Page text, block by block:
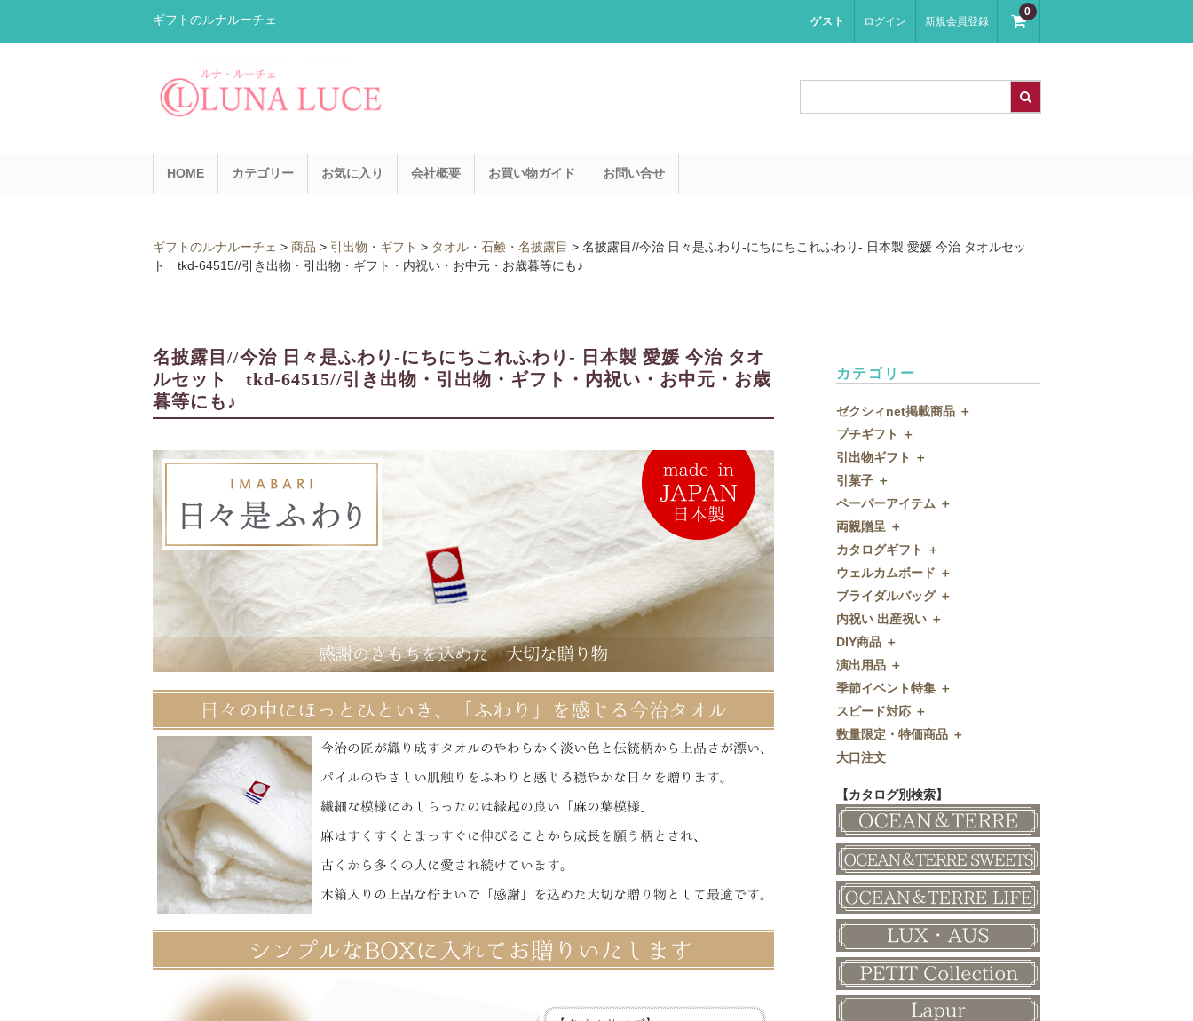
ギフトのルナルーチェ ゲスト ログイン 新規会員登録
0
HOME カテゴリー お気に入り 会社概要 お買い物ガイド お問い合せ
ギフトのルナルーチェ > 商品 > 引出物・ギフト > タオル・石鹸・名披露目 > 名披露目//今治 日々是ふわり-にちにちこれふわり- 日本製 愛媛 今治 タオルセッ
ト tkd-64515//引き出物・引出物・ギフト・内祝い・お中元・お歳暮等にも♪
名披露目//今治 日々是ふわり-にちにちこれふわり- 日本製 愛媛 今治 タオ
ルセット tkd-64515//引き出物・引出物・ギフト・内祝い・お中元・お歳
暮等にも♪
カテゴリー
ゼクシィnet掲載商品 ＋
ゼクシィnet掲載商品
プチギフト ＋
プチギフト
ウェルカムプチギフト
アメニティ
キャンディー・金平糖
クッキー
スプーン
チョコレート
ディズニー
ドラジェ
プチタオル
席札立て
耳かき＆ぺん
紅茶＆コーヒー
和風プチギフト
その他
引出物ギフト ＋
引出物ギフト
グラス
タオル・石鹸・名披露目
ディズニーギフト
今治タオル
引出物セット
和食器
名入れ贈呈品
特選ギフト
珈琲・紅茶
鰹節・フード
引菓子 ＋
引菓子
バウムクーヘン
洋菓子
和菓子
FLAVOR
ペーパーアイテム ＋
ペーパーアイテム
招待状
席次表
席札
付箋・メッセージカード
印刷代行
ディズニーシリーズ
両親贈呈 ＋
両親贈呈
ディズニーウェイトドール
ウェイトベア
子育て卒業証書
クロックギフト
カタログギフト ＋
カタログギフト
OCEAN&TERRE GOURMET
SHIKISAI ONE
Grace
ウェルカムボード ＋
ウェルカムボード
カラーステンドグラス調
ガラス
フラワータイプ
ペンダントクロック
ミラー
メッセージパズル
似顔絵
和風ボード
ブライダルバッグ ＋
ブライダルバッグ
内祝い 出産祝い ＋
内祝い 出産祝い
DIY商品 ＋
DIY商品
演出用品 ＋
演出用品
リングピロー
ブーケプルズ
結婚証明書
その他
季節イベント特集 ＋
季節イベント特集
サクラ
クローバー
クリスマス
バレンタイン
ホワイトデー
母の日
父の日
敬老の日
スピード対応 ＋
スピード対応
即日お急ぎ発送
数量限定・特価商品 ＋
数量限定・特価商品
大口注文
【カタログ別検索】